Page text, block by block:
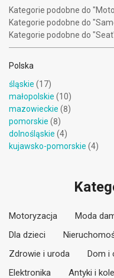
Kategorie podobne do
Kategorie podobne do
Kategorie podobne do
Polska
śląskie (17)
małopolskie (10)
mazowieckie (8)
pomorskie (8)
dolnośląskie (4)
kujawsko-pomorskie (4)
Motoryzacja Moda
Dla dzieci
Zdrowie i uroda
Dom i
Elektronika
Antyki i